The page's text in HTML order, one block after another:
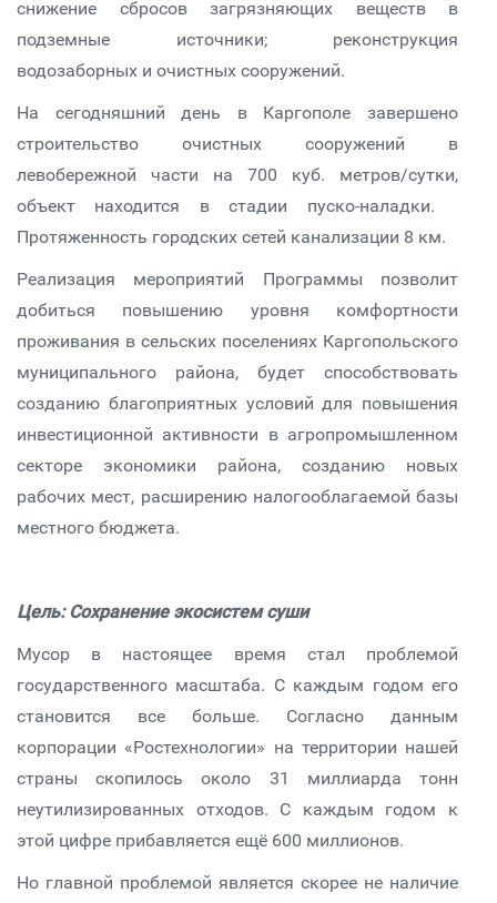
снижение сбросов загрязняющих веществ в
подземные источники; реконструкция
водозаборных и очистных сооружений.
На сегодняшний день в Каргополе завершено
строительство очистных сооружений в
левобережной части на 700 куб. метров/сутки,
объект находится в стадии пуско-наладки.
Протяженность городских сетей канализации 8 км.
Реализация мероприятий Программы позволит
добиться повышению уровня комфортности
проживания в сельских поселениях Каргопольского
муниципального района, будет способствовать
созданию благоприятных условий для повышения
инвестиционной активности в агропромышленном
секторе экономики района, созданию новых
рабочих мест, расширению налогооблагаемой базы
местного бюджета.
Цель: Сохранение экосистем суши
Мусор в настоящее время стал проблемой
государственного масштаба. С каждым годом его
становится все больше. Согласно данным
корпорации «Ростехнологии» на территории нашей
страны скопилось около 31 миллиарда тонн
неутилизированных отходов. С каждым годом к
этой цифре прибавляется ещё 600 миллионов.
Но главной проблемой является скорее не наличие